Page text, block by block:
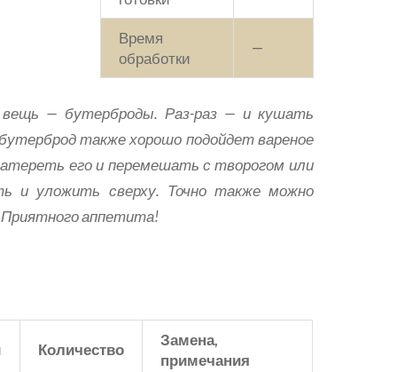
Время
обработки
—
вещь — бутерброды. Раз-раз — и кушать
также хорошо подойдет вареное
его и перемешать с творогом или
и уложить сверху. Точно также можно
аппетита!
Количество
Замена,
примечания